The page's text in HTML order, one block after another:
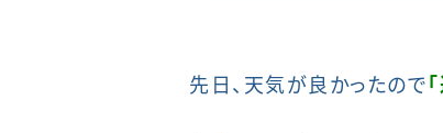
先日、天気が良かったので